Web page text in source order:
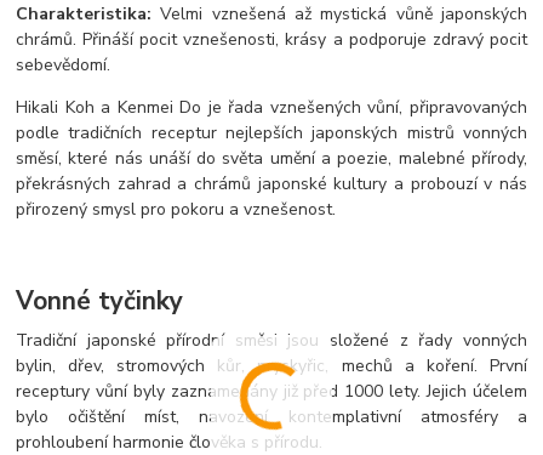
Charakteristika: Velmi vznešená až mystická vůně japonských
chrámů. Přináší pocit vznešenosti, krásy a podporuje zdravý pocit
sebevědomí.
Hikali Koh a Kenmei Do je řada vznešených vůní, připravovaných
podle tradičních receptur nejlepších japonských mistrů vonných
směsí, které nás unáší do světa umění a poezie, malebné přírody,
překrásných zahrad a chrámů japonské kultury a probouzí v nás
přirozený smysl pro pokoru a vznešenost.
Vonné tyčinky
Tradiční japonské přírodní směsi jsou složené z řady vonných
bylin, dřev, stromových kůr, pryskyřic, mechů a koření. První
receptury vůní byly zaznamenány již před 1000 lety. Jejich účelem
bylo očištění míst, navození kontemplativní atmosféry a
prohloubení harmonie člověka s přírodu.